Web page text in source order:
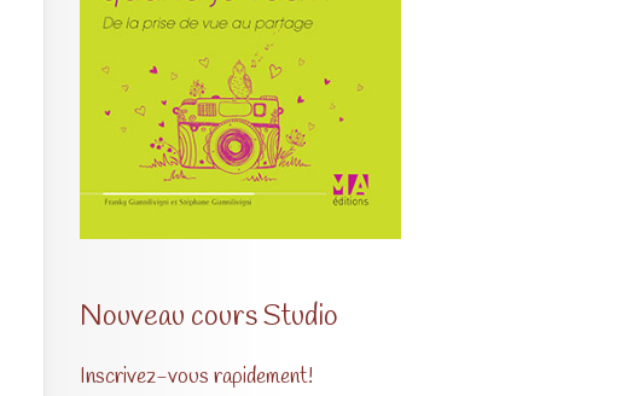
Nouveau cours Studio
Inscrivez-vous rapidement!